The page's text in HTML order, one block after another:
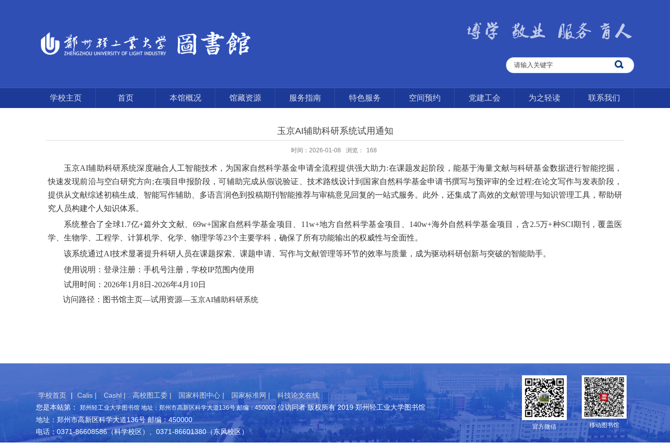
学校主页 首页 本馆概况 馆藏资源 服务指南 特色服务 空间预约 党建工会 为之轻读 联系我们
玉京AI辅助科研系统试用通知
时间：2026-01-08 浏览： 168
玉京AI辅助科研系统深度融合人工智能技术，为国家自然科学基金申请全流程提供强大助力:在课题发起阶段，能基于海量文献与科研基金数据进行智能挖掘，
快速发现前沿与空白研究方向;在项目申报阶段，可辅助完成从假说验证、技术路线设计到国家自然科学基金申请书撰写与预评审的全过程;在论文写作与发表阶段，
提供从文献综述初稿生成、智能写作辅助、多语言润色到投稿期刊智能推荐与审稿意见回复的一站式服务。此外，还集成了高效的文献管理与知识管理工具，帮助研
究人员构建个人知识体系。
系统整合了全球1.7亿+篇外文文献、69w+国家自然科学基金项目、11w+地方自然科学基金项目、140w+海外自然科学基金项目，含2.5万+种SCI期刊，覆盖医
学、生物学、工程学、计算机学、化学、物理学等23个主要学科，确保了所有功能输出的权威性与全面性。
该系统通过AI技术显著提升科研人员在课题探索、课题申请、写作与文献管理等环节的效率与质量，成为驱动科研创新与突破的智能助手。
使用说明： 登录注册：手机号注册，学校IP范围内使用
试用时间：2026年1月8日-2026年4月10日
访问路径：图书馆主页—试用资源—玉京AI辅助科研系统
学校首页 | Calis | Cashl | 高校图工委 | 国家科图中心 | 国家标准网 |
科技论文在线
您是本站第： 郑州轻工业大学图书馆 地址：郑州市高新区科学大道136号 邮编：450000 位访问者 版权所有 2019 郑州轻工业大学图书馆
地址：郑州市高新区科学大道136号 邮编：450000
电话：0371-86608586（科学校区）、0371-86601380（东风校区）
移动图书馆
官方微信